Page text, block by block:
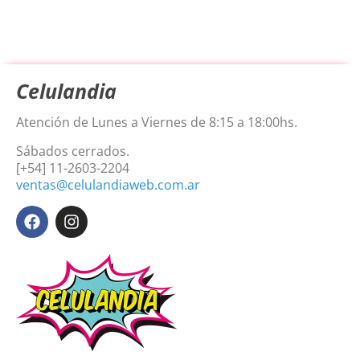
Celulandia
Atención de Lunes a Viernes de 8:15 a 18:00hs.
Sábados cerrados.
[+54] 11-2603-2204
ventas@celulandiaweb.com.ar